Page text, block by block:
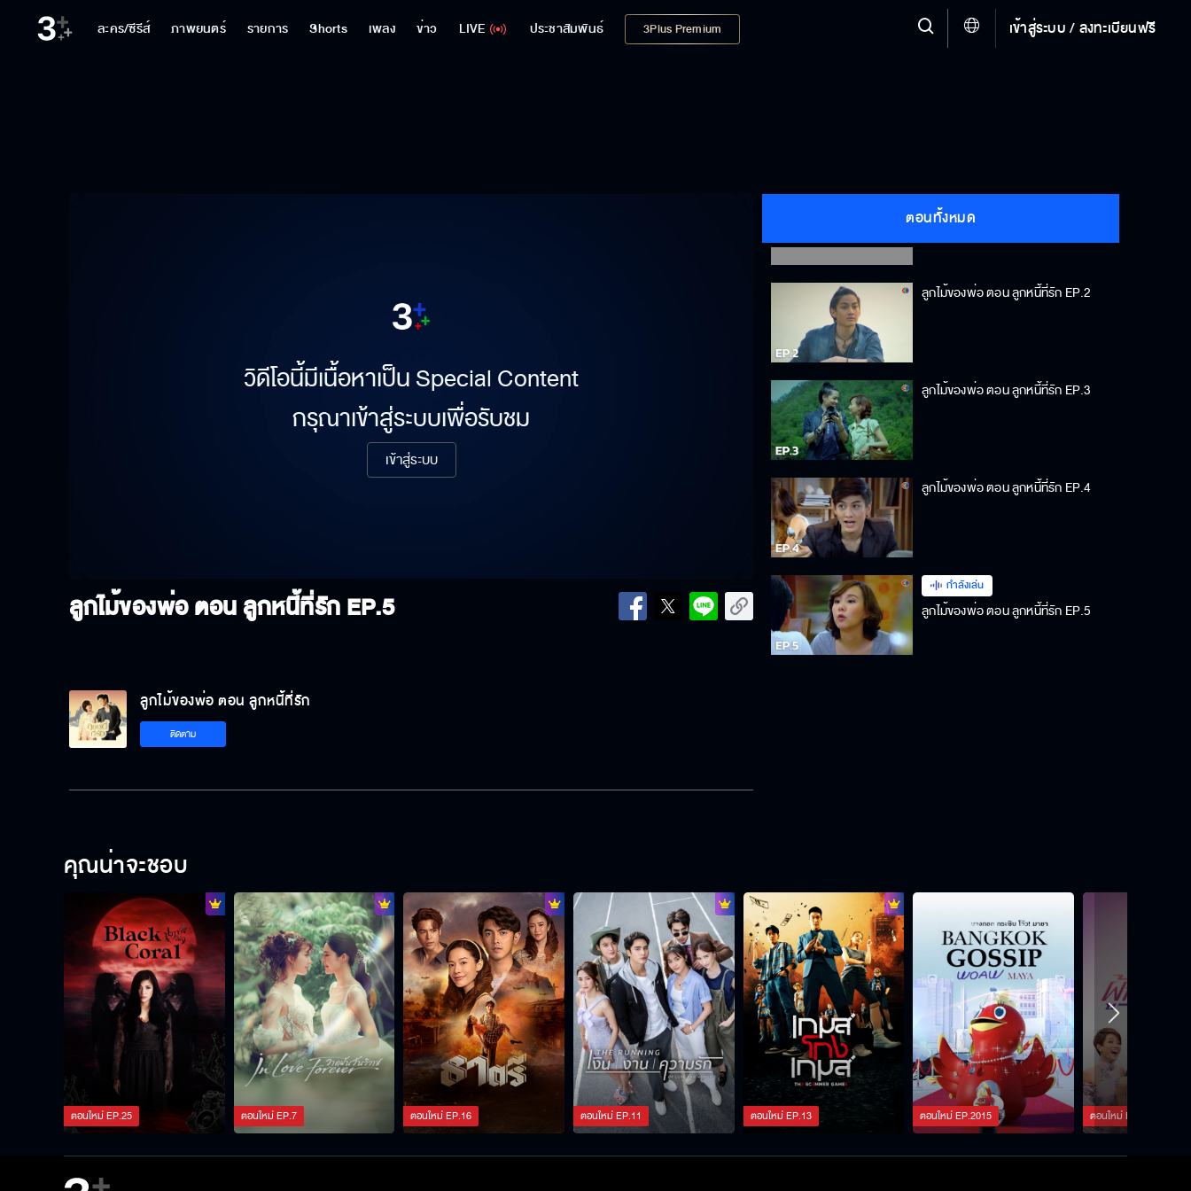
ละคร/ซีรีส์ ภาพยนตร์ รายการ Shorts เพลง ข่าว LIVE ประชาสัมพันธ์ 3Plus Premium เข้าสู่ระบบ / ลงทะเบียนฟรี
วิดีโอนี้มีเนื้อหาเป็น Special Content
กรุณาเข้าสู่ระบบเพื่อรับชม
เข้าสู่ระบบ
ลูกไม้ของพ่อ ตอน ลูกหนี้ที่รักEP.5
ตอนทั้งหมด
ลูกไม้ของพ่อ ตอน ลูกหนี้ที่รัก EP.1
ลูกไม้ของพ่อ ตอน ลูกหนี้ที่รัก EP.2
ลูกไม้ของพ่อ ตอน ลูกหนี้ที่รัก EP.3
ลูกไม้ของพ่อ ตอน ลูกหนี้ที่รัก EP.4
กำลังเล่น
ลูกไม้ของพ่อ ตอน ลูกหนี้ที่รัก EP.5
ลูกไม้ของพ่อ ตอน ลูกหนี้ที่รัก
ติดตาม
คุณน่าจะชอบ
ตอนใหม่EP.25 ตอนใหม่EP.7 ตอนใหม่EP.16 ตอนใหม่EP.11 ตอนใหม่EP.13 ตอนใหม่EP.2015 ตอนใหม่EP.